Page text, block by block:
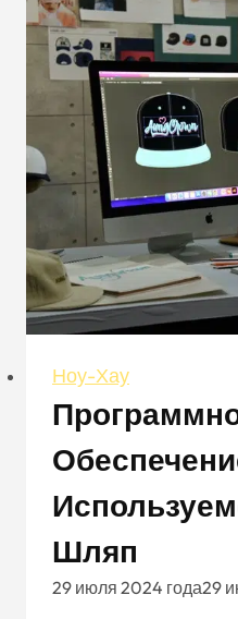
Hat
vs
Curved
Brim
Hat:
Поиск
своего
стиля
Ноу-Хау
Шляп
29 июля 2024 года29